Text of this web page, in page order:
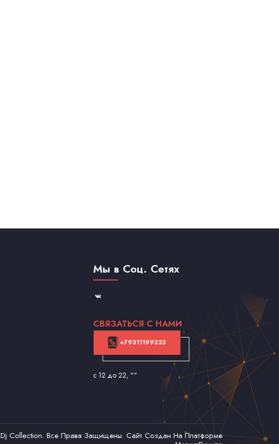
Мы в Соц. Сетях
СВЯЗАТЬСЯ С НАМИ
+79311199323
с 12 до 22, ""
Dj Collection. Все Права Защищены. Сайт Создан На Платформе